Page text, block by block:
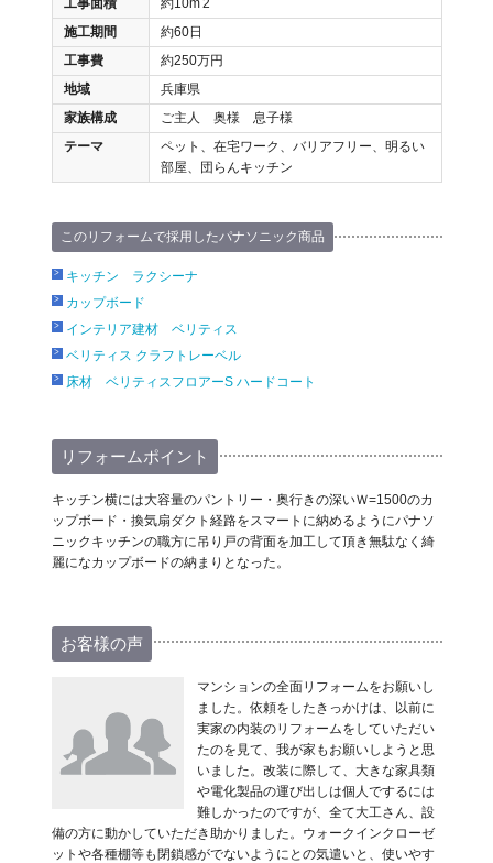
工事面積
約10m2
施工期間
約60日
工事費
約250万円
地域
兵庫県
家族構成
ご主人 奥様 息子様
テーマ
ペット、在宅ワーク、バリアフリー、明るい
部屋、団らんキッチン
このリフォームで採用したパナソニック商品
キッチン ラクシーナ
カップボード
インテリア建材 ベリティス
ベリティス クラフトレーベル
床材 ベリティスフロアーS ハードコート
リフォームポイント
キッチン横には大容量のパントリー・奥行きの深いＷ=1500のカ
ップボード・換気扇ダクト経路をスマートに納めるようにパナソ
ニックキッチンの職方に吊り戸の背面を加工して頂き無駄なく綺
麗になカップボードの納まりとなった。
お客様の声
マンションの全面リフォームをお願いし
ました。依頼をしたきっかけは、以前に
実家の内装のリフォームをしていただい
たのを見て、我が家もお願いしようと思
いました。改装に際して、大きな家具類
や電化製品の運び出しは個人でするには
難しかったのですが、全て大工さん、設
備の方に動かしていただき助かりました。ウォークインクローゼ
ットや各種棚等も閉鎖感がでないようにとの気遣いと、使いやす